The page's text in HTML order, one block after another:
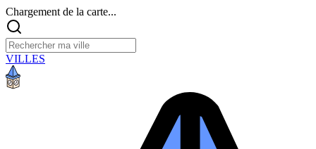
Chargement de la carte...
VILLES